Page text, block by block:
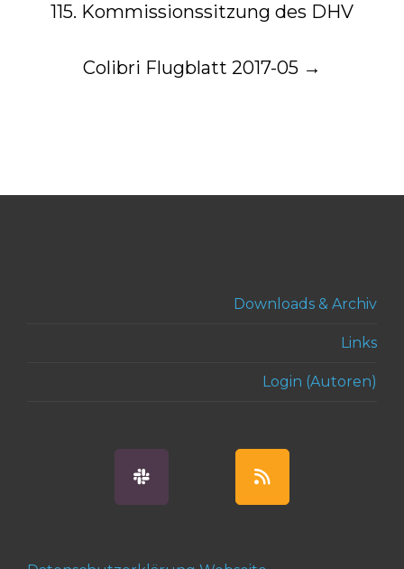
navigation
115. Kommissionssitzung des DHV
Colibri Flugblatt 2017-05 →
Downloads & Archiv
Links
Login (Autoren)